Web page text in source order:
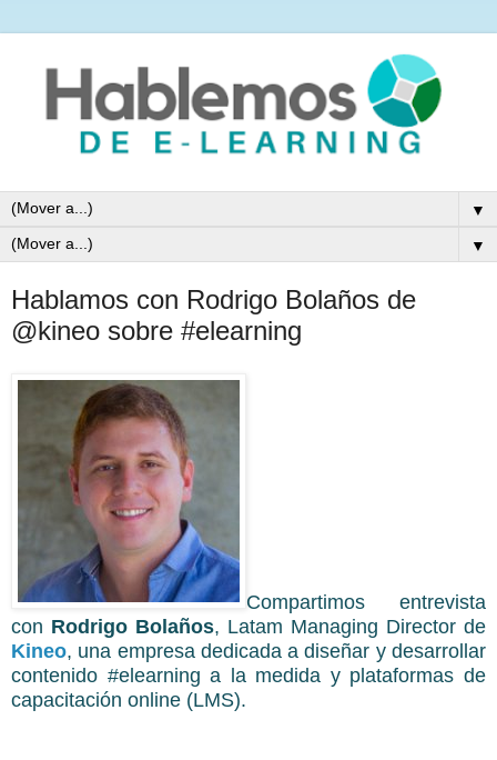
▼
▼
Hablamos con Rodrigo Bolaños de
@kineo sobre #elearning
Compartimos entrevista
con Rodrigo Bolaños, Latam Managing Director de
Kineo, una empresa dedicada a diseñar y desarrollar
contenido #elearning a la medida y plataformas de
capacitación online (LMS).